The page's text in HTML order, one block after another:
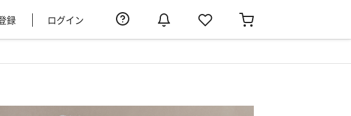
録 ログイン